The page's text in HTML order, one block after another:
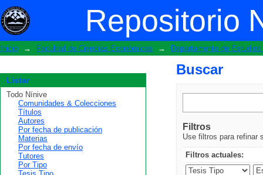
Repositorio
Buscar
Inicio → Facultad de Ciencias Económicas → Departamento de
Buscar
Filtros
Use filtros para refinar
Filtros actuales:
Listar
Todo Nínive
Comunidades & Colecciones
Títulos
Autores
Por fecha de publicación
Materias
Por fecha de envío
Tutores
Por Tipo